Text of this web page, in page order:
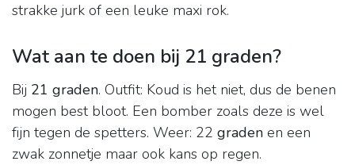
strakke jurk of een leuke maxi rok.
Wat aan te doen bij 21 graden?
Bij 21 graden. Outfit: Koud is het niet, dus de benen
mogen best bloot. Een bomber zoals deze is wel
fijn tegen de spetters. Weer: 22 graden en een
zwak zonnetje maar ook kans op regen.